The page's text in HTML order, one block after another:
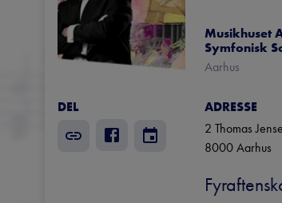
Musikhuset
Symfonisk
Aarhus
DEL
ADRESSE
2 Thomas
8000Aarhus